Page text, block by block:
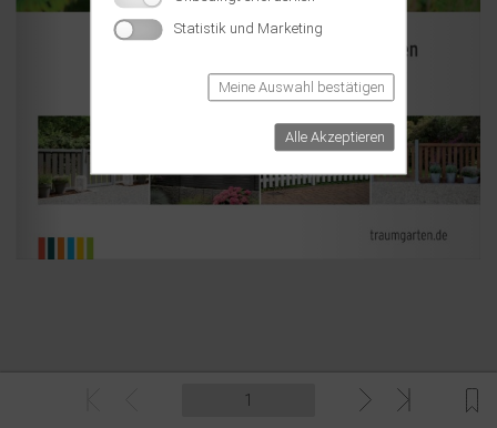
Statistik und Marketing
Meine Auswahl bestätigen
Alle Akzeptieren